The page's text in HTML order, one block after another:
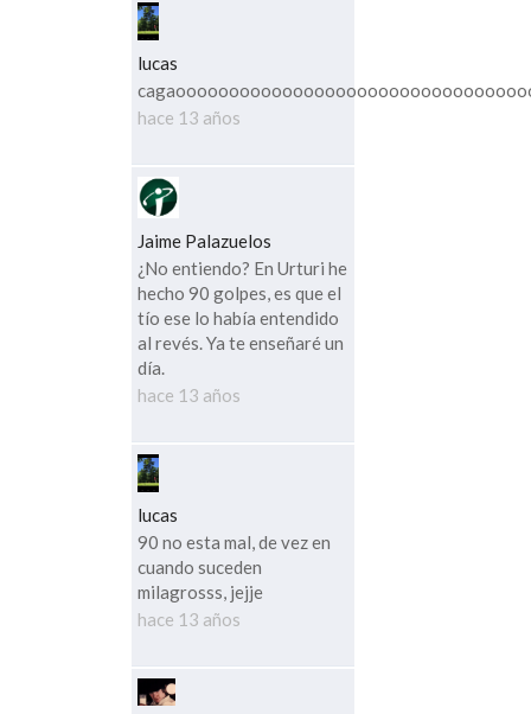
lucas
hace 13 años
Jaime Palazuelos
¿No entiendo? En Urturi he
hecho 90 golpes, es que el
tío ese lo había entendido
al revés. Ya te enseñaré un
día.
hace 13 años
lucas
90 no esta mal, de vez en
cuando suceden
milagrosss, jejje
hace 13 años